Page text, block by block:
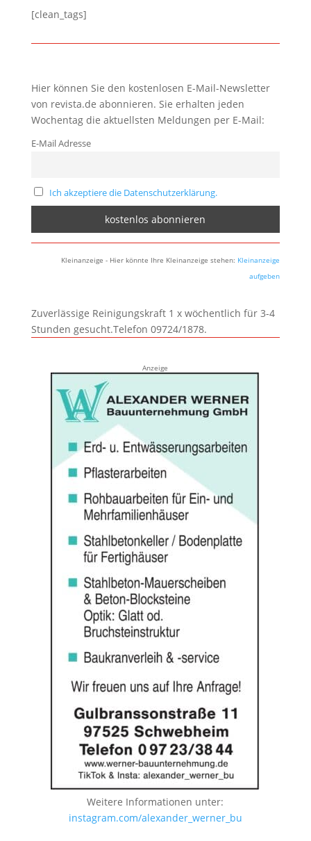
[clean_tags]
Hier können Sie den kostenlosen E-Mail-Newsletter
von revista.de abonnieren. Sie erhalten jeden
Wochentag die aktuellsten Meldungen per E-Mail:
E-Mail Adresse
Ich akzeptiere die Datenschutzerklärung.
Kleinanzeige - Hier könnte Ihre Kleinanzeige stehen: Kleinanzeige
aufgeben
Zuverlässige Reinigungskraft 1 x wöchentlich für 3-4
Stunden gesucht.Telefon 09724/1878.
Anzeige
Weitere Informationen unter:
instagram.com/alexander_werner_bu